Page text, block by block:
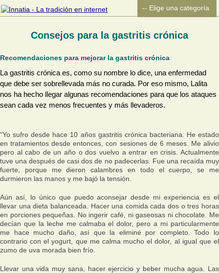
Consejos para la gastritis crónica
Recomendaciones para mejorar la gastritis crónica
La gastritis crónica es, como su nombre lo dice, una enfermedad
que debe ser sobrellevada más no curada. Por eso mismo, Lalita
nos ha hecho llegar algunas recomendaciones para que los ataques
sean cada vez menos frecuentes y más llevaderos.
"Yo sufro desde hace 10 años gastritis crónica bacteriana. He estado
en tratamientos desde entonces, con sesiones de 6 meses. Me alivio
pero al cabo de un año o dos vuelvo a entrar en crisis. Actualmente
tuve una después de casi dos de no padecerlas. Fue una recaída muy
fuerte, porque me dieron calambres en todo el cuerpo, se me
durmieron las manos y me bajó la tensión.
Aún así, lo único que puedo aconsejar desde mi experiencia es el
llevar una dieta balanceada. Hacer una comida cada dos o tres horas
en porciones pequeñas. No ingerir café, ni gaseosas ni chocolate. Me
decían que la leche me calmaba el dolor, pero a mi particularmente
me hace mucho daño, así que la eliminé por completo. Todo lo
contrario con el yogurt, que me calma mucho el dolor, al igual que el
zumo de uva morada bien frío.
Llevar una vida muy sana, hacer ejercicio y beber mucha agua. Las